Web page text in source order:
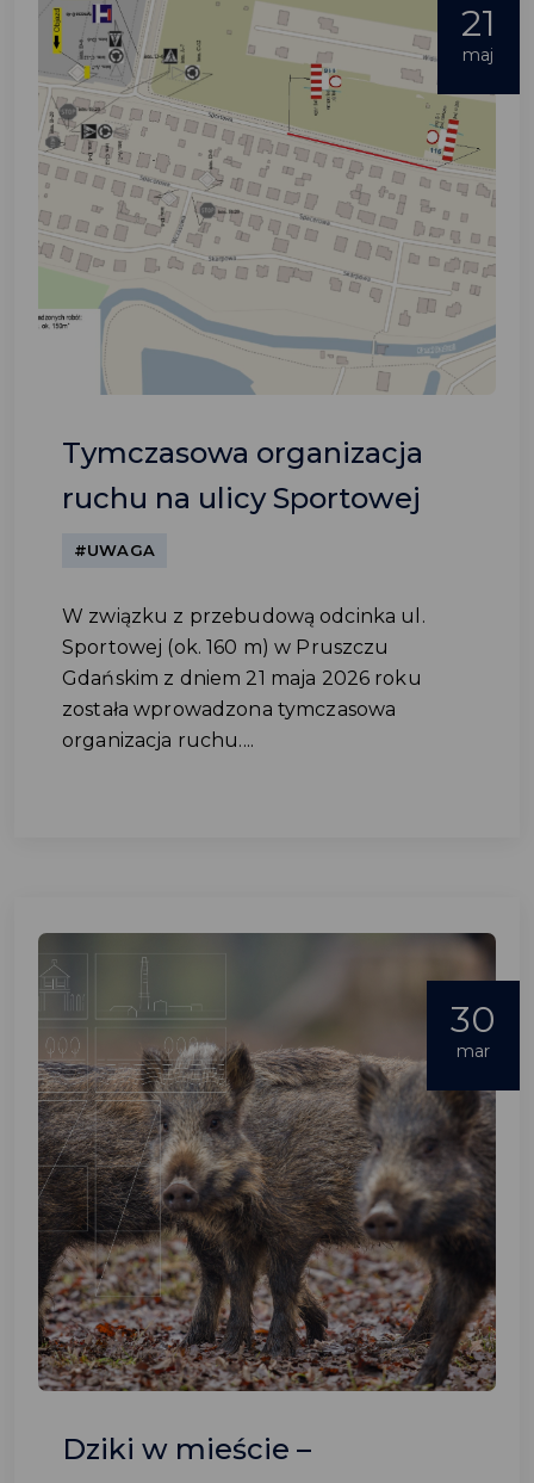
21
maj
Tymczasowa organizacja
ruchu na ulicy Sportowej
#UWAGA
W związku z przebudową odcinka ul.
Sportowej (ok. 160 m) w Pruszczu
Gdańskim z dniem 21 maja 2026 roku
została wprowadzona tymczasowa
organizacja ruchu....
30
mar
Dziki w mieście –